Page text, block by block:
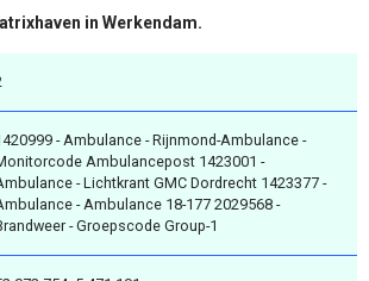
in Werkendam.
- Ambulance - Rijnmond-Ambulance -
Ambulancepost 1423001 -
- Lichtkrant GMC Dordrecht 1423377 -
- Ambulance 18-177 2029568 -
- Groepscode Group-1